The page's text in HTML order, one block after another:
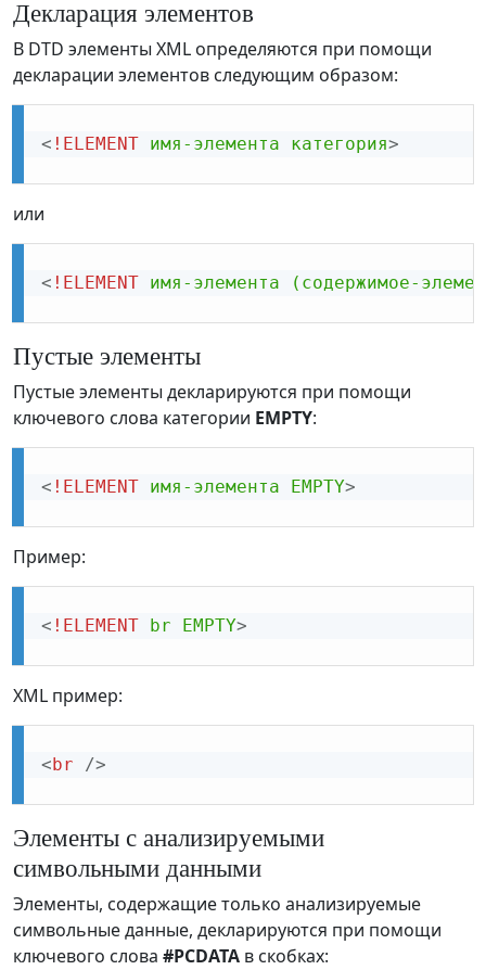
Декларация элементов
В DTD элементы XML определяются при помощи
декларации элементов следующим образом:
< !ELEMENT имя-элемента категория>
или
< !ELEMENT имя-элемента (содержимое-
Пустые элементы
Пустые элементы декларируются при помощи
ключевого слова категории EMPTY:
< !ELEMENT имя-элемента EMPTY>
Пример:
< !ELEMENT br EMPTY>
XML пример:
< br />
Элементы с анализируемыми
символьными данными
Элементы, содержащие только анализируемые
символьные данные, декларируются при помощи
ключевого слова #PCDATA в скобках: